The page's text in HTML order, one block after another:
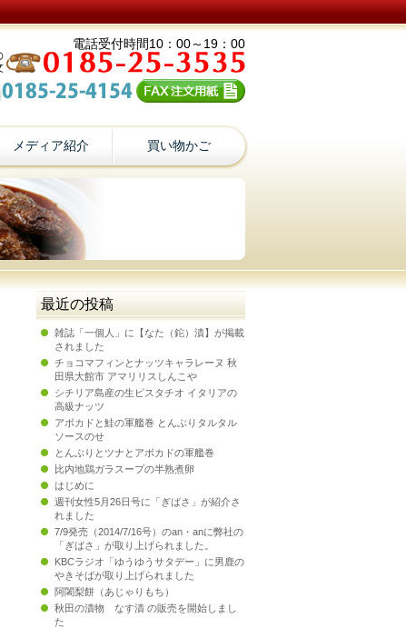
電話受付時間10：00～19：00
メディア紹介 買い物かご
最近の投稿
雑誌「一個人」に【なた（鉈）漬】が掲載
されました
チョコマフィンとナッツキャラレーヌ 秋
田県大館市 アマリリスしんこや
シチリア島産の生ピスタチオ イタリアの
高級ナッツ
アボカドと鮭の軍艦巻 とんぶりタルタル
ソースのせ
とんぶりとツナとアボカドの軍艦巻
比内地鶏ガラスープの半熟煮卵
はじめに
週刊女性5月26日号に「ぎばさ」が紹介さ
れました
7/9発売（2014/7/16号）のan・anに弊社の
「ぎばさ」が取り上げられました。
KBCラジオ「ゆうゆうサタデー」に男鹿の
やきそばが取り上げられました
阿闍梨餅（あじゃりもち）
秋田の漬物 なす漬 の販売を開始しまし
た